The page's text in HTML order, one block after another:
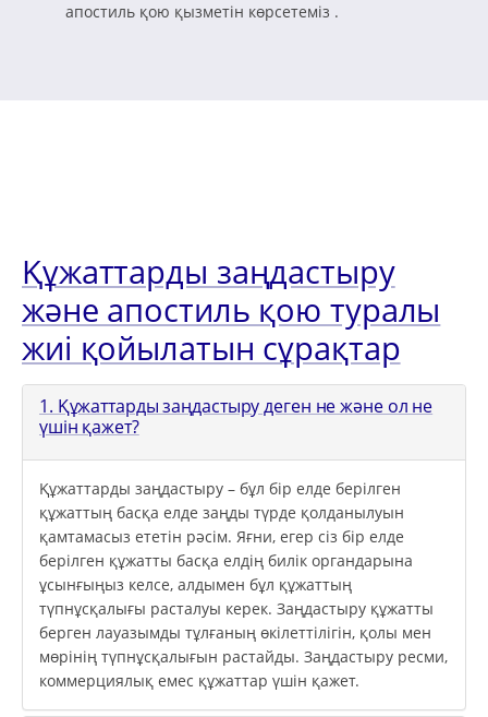
апостиль қою қызметін көрсетеміз .
Құжаттарды заңдастыру
және апостиль қою туралы
жиі қойылатын сұрақтар
1. Құжаттарды заңдастыру деген не және ол не
үшін қажет?
Құжаттарды заңдастыру – бұл бір елде берілген
құжаттың басқа елде заңды түрде қолданылуын
қамтамасыз ететін рәсім. Яғни, егер сіз бір елде
берілген құжатты басқа елдің билік органдарына
ұсынғыңыз келсе, алдымен бұл құжаттың
түпнұсқалығы расталуы керек. Заңдастыру құжатты
берген лауазымды тұлғаның өкілеттілігін, қолы мен
мөрінің түпнұсқалығын растайды. Заңдастыру ресми,
коммерциялық емес құжаттар үшін қажет.